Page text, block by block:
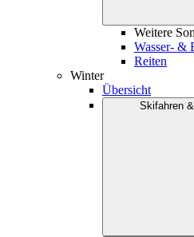
Weitere
Wasser- &
Reiten
Winter
Übersicht
Skifahren